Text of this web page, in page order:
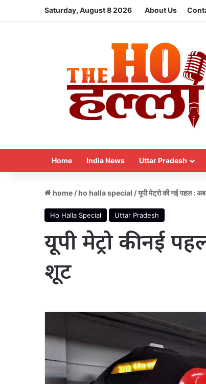
Saturday, August 8 2026 About Us
Home India News Uttar Pradesh
home /ho halla special /यूपी मेट्रो की नई पहल :
Ho Halla Special Uttar Pradesh
यूपी मेट्रो की नई
शूट